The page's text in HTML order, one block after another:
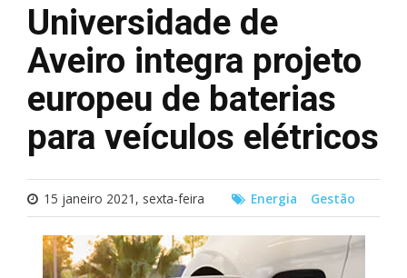
Universidade de
Aveiro integra projeto
europeu de baterias
para veículos elétricos
15 janeiro 2021, sexta-feira Energia Gestão